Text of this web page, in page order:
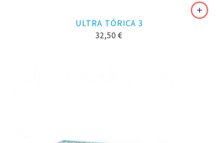
ULTRA TÓRICA 3
32,50 €